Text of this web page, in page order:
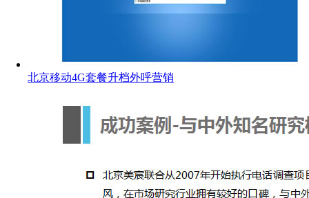
北京移动4G套餐升档外呼营销